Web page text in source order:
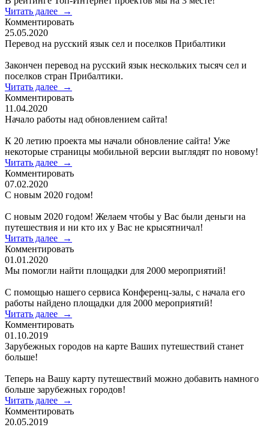
Читать далее →
Комментировать
25.05.2020
Перевод на русский язык сел и поселков Прибалтики
Закончен перевод на русский язык нескольких тысяч сел и
поселков стран Прибалтики.
Читать далее →
Комментировать
11.04.2020
Начало работы над обновлением сайта!
К 20 летию проекта мы начали обновление сайта! Уже
некоторые страницы мобильной версии выглядят по новому!
Читать далее →
Комментировать
07.02.2020
С новым 2020 годом!
C новым 2020 годом! Желаем чтобы у Вас были деньги на
путешествия и ни кто их у Вас не крысятничал!
Читать далее →
Комментировать
01.01.2020
Мы помогли найти площадки для 2000 мероприятий!
С помощью нашего сервиса Конференц-залы, с начала его
работы найдено площадки для 2000 мероприятий!
Читать далее →
Комментировать
01.10.2019
Зарубежных городов на карте Ваших путешествий станет
больше!
Теперь на Вашу карту путешествий можно добавить намного
больше зарубежных городов!
Читать далее →
Комментировать
20.05.2019